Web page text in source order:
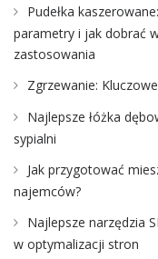
Pudełka
parametry i jak dobrać
zastosowania
Zgrzewanie:
Najlepsze łóżka
sypialni
Jak przygotować
najemców?
Najlepsze narzędzia
w optymalizacji stron